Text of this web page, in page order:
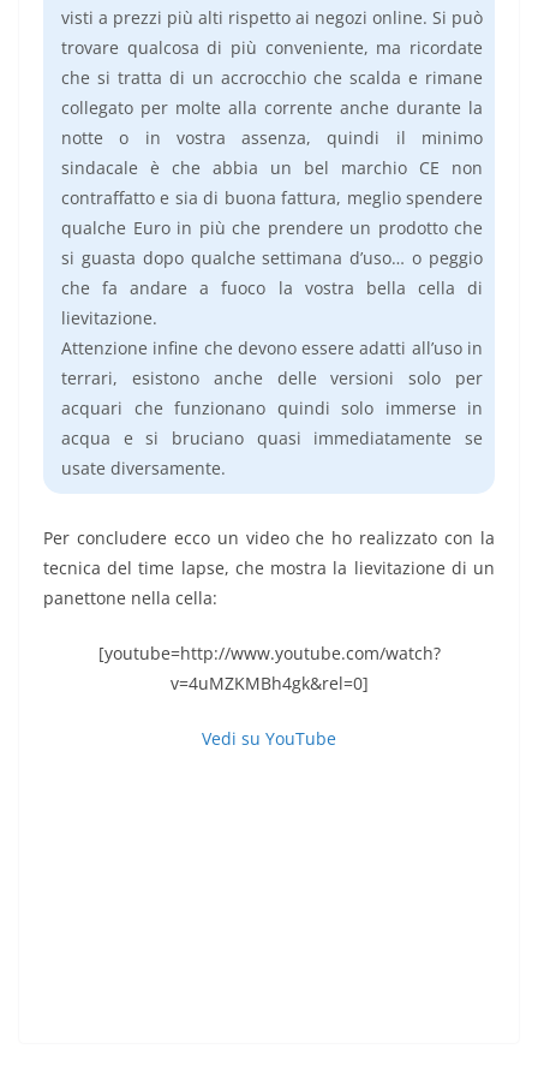
visti a prezzi più alti rispetto ai negozi online. Si può
trovare qualcosa di più conveniente, ma ricordate
che si tratta di un accrocchio che scalda e rimane
collegato per molte alla corrente anche durante la
notte o in vostra assenza, quindi il minimo
sindacale è che abbia un bel marchio CE non
contraffatto e sia di buona fattura, meglio spendere
qualche Euro in più che prendere un prodotto che
si guasta dopo qualche settimana d’uso… o peggio
che fa andare a fuoco la vostra bella cella di
lievitazione.
Attenzione infine che devono essere adatti all’uso in
terrari, esistono anche delle versioni solo per
acquari che funzionano quindi solo immerse in
acqua e si bruciano quasi immediatamente se
usate diversamente.
Per concludere ecco un video che ho realizzato con la
tecnica del time lapse, che mostra la lievitazione di un
panettone nella cella:
[youtube=http://www.youtube.com/watch?
v=4uMZKMBh4gk&rel=0]
Vedi su YouTube